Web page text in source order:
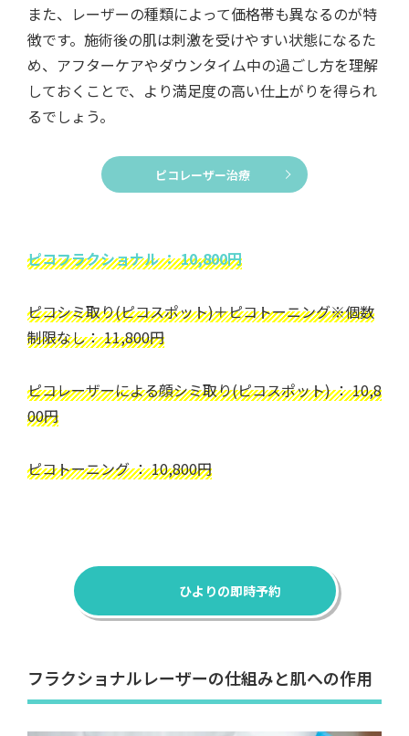
また、レーザーの種類によって価格帯も異なるのが特
徴です。施術後の肌は刺激を受けやすい状態になるた
め、アフターケアやダウンタイム中の過ごし方を理解
しておくことで、より満足度の高い仕上がりを得られ
るでしょう。
ピコレーザー治療
ピコフラクショナル ： 10,800円
ピコシミ取り(ピコスポット)＋ピコトーニング※個数
制限なし： 11,800円
ピコレーザーによる顔シミ取り(ピコスポット) ： 10,8
00円
ピコトーニング ： 10,800円
ひよりの即時予約
フラクショナルレーザーの仕組みと肌への作用